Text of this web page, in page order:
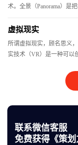
术。全景（Panorama）是
放插件（通常Java或
视的方向，可左可右，可
虚拟现实
所谓虚拟现实，顾名思义
实技术（VR）是一种可以
联系微信客服
免费获得《策